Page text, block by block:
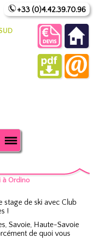
+33 (0)4.42.39.70.96
à Ordino
stage de ski avec Club
!
Savoie, Haute-Savoie
de quoi vous